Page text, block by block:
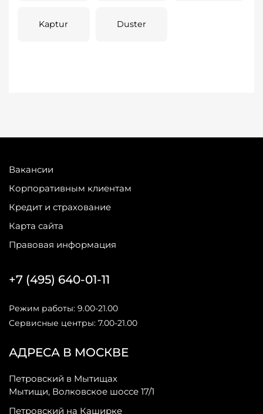
Kaptur Duster
Вакансии
Корпоративным клиентам
Кредит и страхование
Карта сайта
Правовая информация
АДРЕСА В МОСКВЕ
Петровский в Мытищах
Мытищи, Волковское шоссе 17/1
Петровский на Каширке
+7 (495) 640-01-11
Режим работы: 9.00-21.00
Сервисные центры: 7.00-21.00